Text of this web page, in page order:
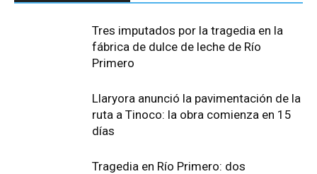
Tres imputados por la tragedia en la
fábrica de dulce de leche de Río
Primero
Llaryora anunció la pavimentación de la
ruta a Tinoco: la obra comienza en 15
días
Tragedia en Río Primero: dos